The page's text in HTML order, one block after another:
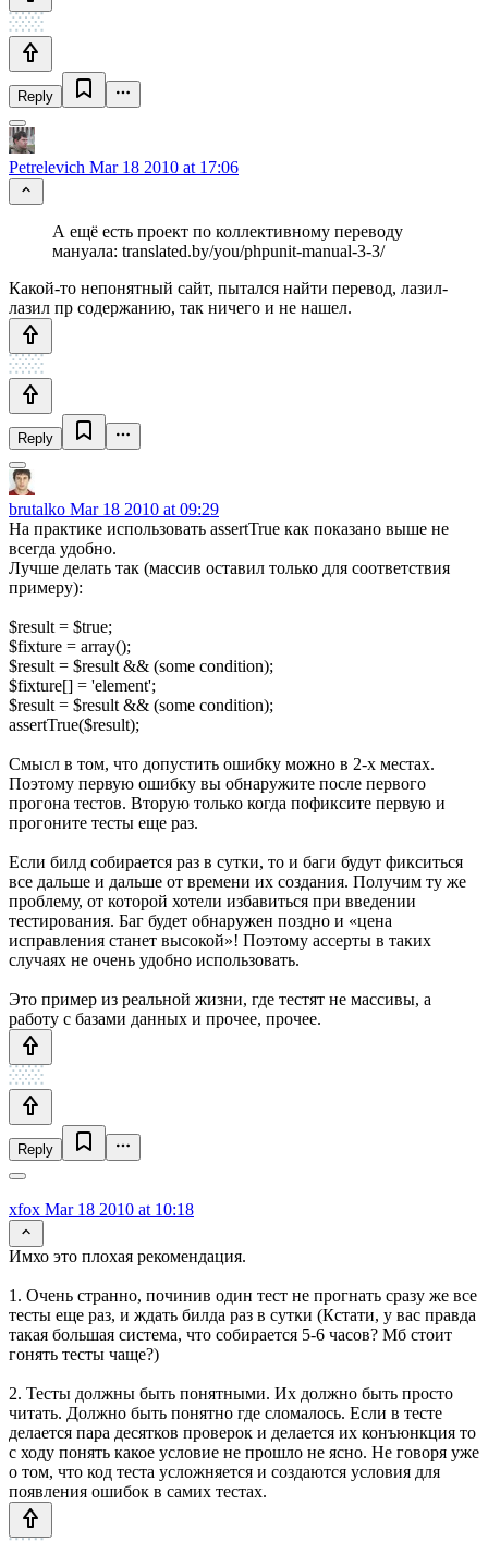
Reply
Petrelevich Mar 18 2010 at 17:06
А ещё есть проект по коллективному переводу
мануала: translated.by/you/phpunit-manual-3-3/
Какой-то непонятный сайт, пытался найти перевод, лазил-
лазил пр содержанию, так ничего и не нашел.
Reply
brutalko Mar 18 2010 at 09:29
На практике использовать assertTrue как показано выше не
всегда удобно.
Лучше делать так (массив оставил только для соответствия
примеру):
$result = $true;
$fixture = array();
$result = $result && (some condition);
$fixture[] = 'element';
$result = $result && (some condition);
assertTrue($result);
Смысл в том, что допустить ошибку можно в 2-х местах.
Поэтому первую ошибку вы обнаружите после первого
прогона тестов. Вторую только когда пофиксите первую и
прогоните тесты еще раз.
Если билд собирается раз в сутки, то и баги будут фикситься
все дальше и дальше от времени их создания. Получим ту же
проблему, от которой хотели избавиться при введении
тестирования. Баг будет обнаружен поздно и «цена
исправления станет высокой»! Поэтому ассерты в таких
случаях не очень удобно использовать.
Это пример из реальной жизни, где тестят не массивы, а
работу с базами данных и прочее, прочее.
Reply
xfox Mar 18 2010 at 10:18
Имхо это плохая рекомендация.
1. Очень странно, починив один тест не прогнать сразу же все
тесты еще раз, и ждать билда раз в сутки (Кстати, у вас правда
такая большая система, что собирается 5-6 часов? Мб стоит
гонять тесты чаще?)
2. Тесты должны быть понятными. Их должно быть просто
читать. Должно быть понятно где сломалось. Если в тесте
делается пара десятков проверок и делается их конъюнкция то
с ходу понять какое условие не прошло не ясно. Не говоря уже
о том, что код теста усложняется и создаются условия для
появления ошибок в самих тестах.